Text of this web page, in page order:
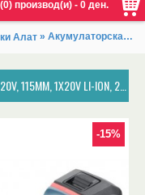
производ(и) - 0 ден.
Алат » Акумулаторска аголна брусилка SHARE20V, 115mm, 1x20V Li-ion, 2000mAh
-15%